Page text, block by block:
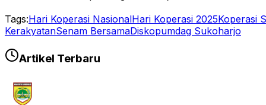
Tags:Hari Koperasi NasionalHari Koperasi 2025Koperasi
KerakyatanSenam BersamaDiskopumdag Sukoharjo
Artikel Terbaru